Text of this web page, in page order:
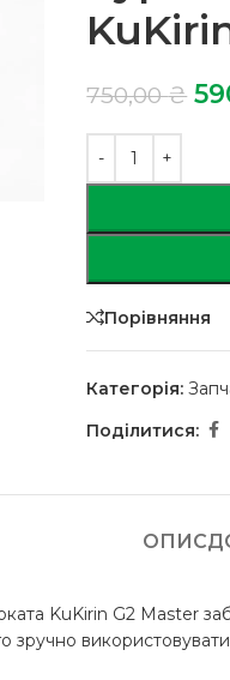
750,00₴
Порівняння
Категорія:
Поділитися:
ОПИС
KuKirin G2 Master
зручно